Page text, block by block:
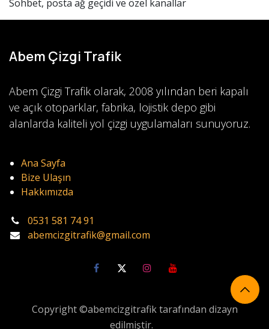
Sohbet, posta ağ geçidi ve özel kanallar
Abem Çizgi Trafik
Abem Çizgi Trafik olarak, 2008 yılından beri kapalı
ve açık otoparklar, fabrika, lojistik depo gibi
alanlarda kaliteli yol çizgi uygulamaları sunuyoruz.
Ana Sayfa
Bize Ulaşın
Hakkımızda
0531 581 74 91
abemcizgitrafik@gmail.com
Copyright ©abemcizgitrafik tarafından dizayn
edilmiştir.